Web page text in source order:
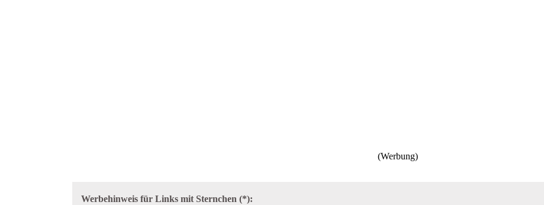
Werbehinweis für Links mit Sternchen (*):